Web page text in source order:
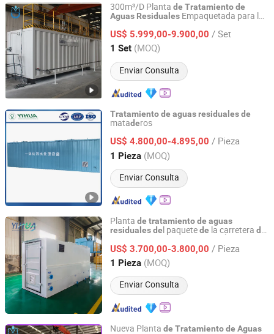
300m³/D Planta de Tratamientode
Aguas Residuales Empaquetada para la
Tintorerías y MataderosdeAlto Flujo
US$ 5.999,00-9.900,00 / Set
1 Set (MOQ)
Enviar Consulta
Qingdao Dongmao Environmental Protection Equipment
Co., Ltd.
Shandong, China Desde 2025
Tratamientode aguasresidualesde
mataderos
US$ 4.800,00-4.895,00 / Pieza
1 Pieza (MOQ)
Enviar Consulta
QingdaoYihua Environmental Protection Co., Ltd.
Shandong, China Desde 2021
Planta de tratamientode aguas
residualesde l paquetede la carretera del
Remota
US$ 3.700,00-3.800,00 / Pieza
1 Pieza (MOQ)
Enviar Consulta
QingdaoYihua Environmental Protection Co., Ltd.
Shandong, China Desde 2021
Nueva Planta de Tratamientode Aguas